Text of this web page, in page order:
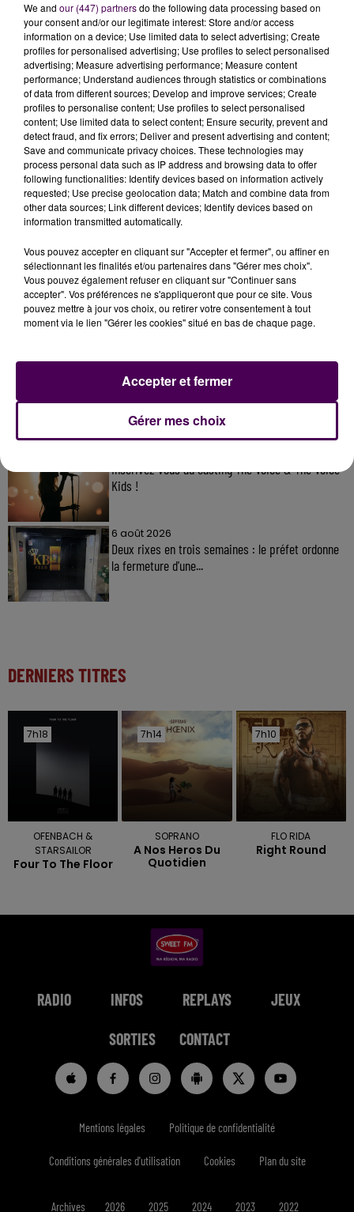
À LA UNE
31 juillet 2026
Gagnez vos entrées à Terra Botanica !
Inscrivez-vous au casting The Voice & The Voice
Kids !
6 août 2026
Deux rixes en trois semaines : le préfet ordonne
la fermeture d'une...
DERNIERS TITRES
7h18
7h18
OFENBACH &
STARSAILOR
Four To The Floor
7h14
7h14
SOPRANO
A Nos Heros Du
Quotidien
7h10
7h10
FLO RIDA
Right Round
RADIO INFOS REPLAYS JEUX
SORTIES CONTACT
Mentions légales Politique de confidentialité
Conditions générales d'utilisation Cookies Plan du site
Archives 2026 2025 2024 2023 2022
We and our (447) partnersdo the following data processing based on
your consent and/or our legitimate interest: Store and/or access
information on a device; Use limited data to select advertising; Create
profiles for personalised advertising; Use profiles to select personalised
advertising; Measure advertising performance; Measure content
performance; Understand audiences through statistics or combinations
of data from different sources; Develop and improve services; Create
profiles to personalise content; Use profiles to select personalised
content; Use limited data to select content; Ensure security, prevent and
detect fraud, and fix errors; Deliver and present advertising and content;
Save and communicate privacy choices. These technologies may
process personal data such as IP address and browsing data to offer
following functionalities: Identify devices based on information actively
requested; Use precise geolocation data; Match and combine data from
other data sources; Link different devices; Identify devices based on
information transmitted automatically.
Vous pouvez accepter en cliquant sur "Accepter et fermer", ou affiner en
sélectionnant les finalités et/ou partenaires dans "Gérer mes choix".
Vous pouvez également refuser en cliquant sur "Continuer sans
accepter". Vos préférences ne s'appliqueront que pour ce site. Vous
pouvez mettre à jour vos choix, ou retirer votre consentement à tout
moment via le lien "Gérer les cookies" situé en bas de chaque page.
Gérer mes choix
Accepter et fermer